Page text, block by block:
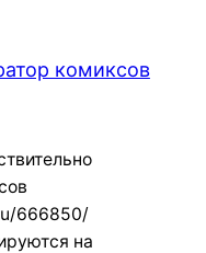
комиксов
666850/
на